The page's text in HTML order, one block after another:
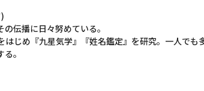
伝播に日々努めている。
はじめ『九星気学』『姓名鑑定』を研究。一人で
。